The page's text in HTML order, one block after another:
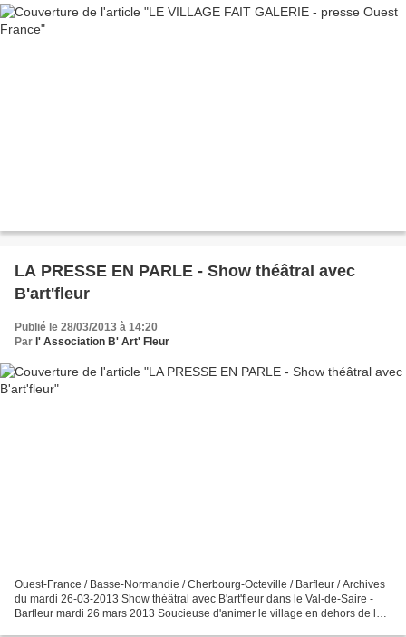
LA PRESSE EN PARLE - Show théâtral avec
B'art'fleur
Publié le 28/03/2013 à 14:20
Par l' Association B' Art' Fleur
Ouest-France / Basse-Normandie / Cherbourg-Octeville / Barfleur / Archives
du mardi 26-03-2013 Show théâtral avec B'art'fleur dans le Val-de-Saire -
Barfleur mardi 26 mars 2013 Soucieuse d'animer le village en dehors de la